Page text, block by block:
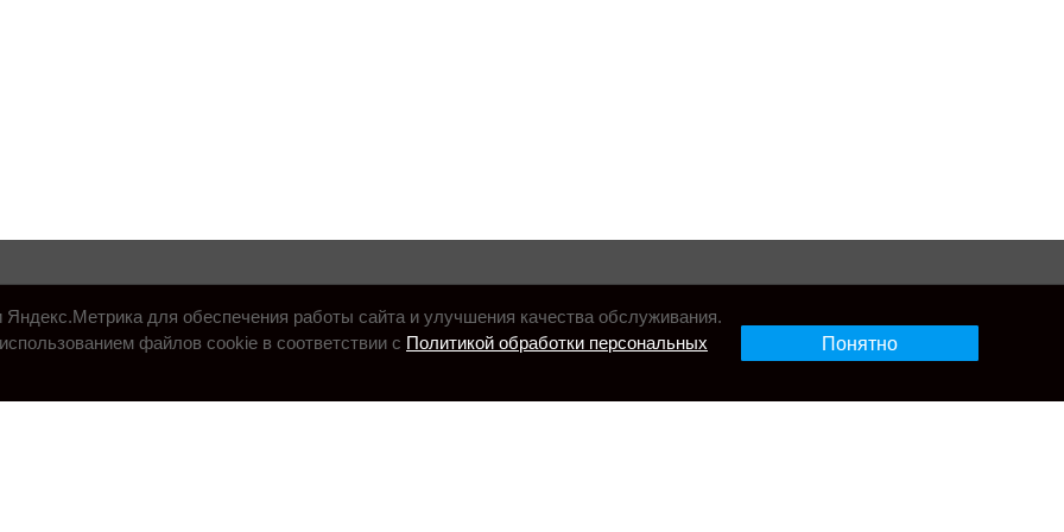
для обеспечения работы сайта и улучшения качества обслуживания.
файлов cookie в соответствии с Политикой обработки персональных
Понятно